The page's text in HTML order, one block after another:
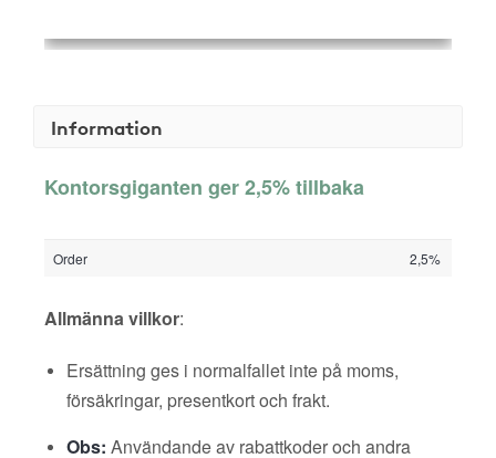
Information
Kontorsgiganten ger 2,5% tillbaka
Order 2,5%
Allmänna villkor:
Ersättning ges i normalfallet inte på moms,
försäkringar, presentkort och frakt.
Obs: Användande av rabattkoder och andra